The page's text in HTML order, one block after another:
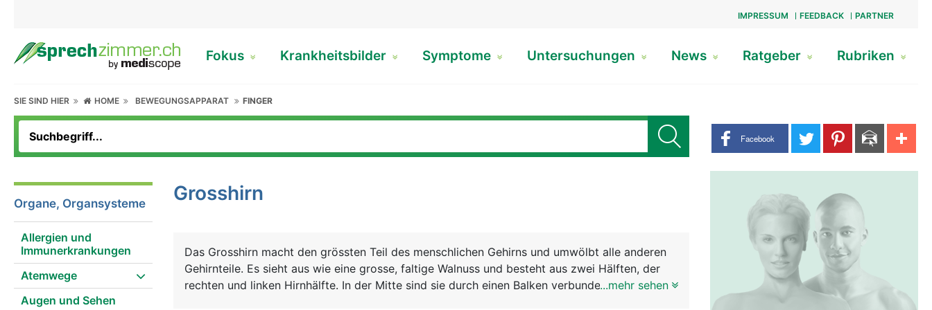
IMPRESSUM FEEDBACK PARTNER
Fokus Krankheitsbilder Symptome Untersuchungen News Ratgeber Rubriken
SIE SIND HIER HOME BEWEGUNGSAPPARAT FINGER
Share buttons
Facebook
Organe, Organsysteme
Allergien und
Immunerkrankungen
Atemwege
Augen und Sehen
Grosshirn
Das Grosshirn macht den grössten Teil des menschlichen Gehirns und umwölbt alle anderen
Gehirnteile. Es sieht aus wie eine grosse, faltige Walnuss und besteht aus zwei Hälften, der
rechten und linken Hirnhälfte. In der Mitte sind sie durch einen Balken verbunden, über den
...mehr sehen